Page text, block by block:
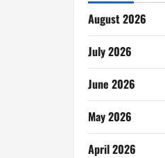
August 2026
July 2026
June 2026
May 2026
April 2026